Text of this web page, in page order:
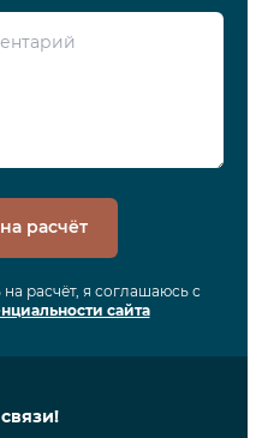
расчёт
расчёт, я соглашаюсь с
сайта